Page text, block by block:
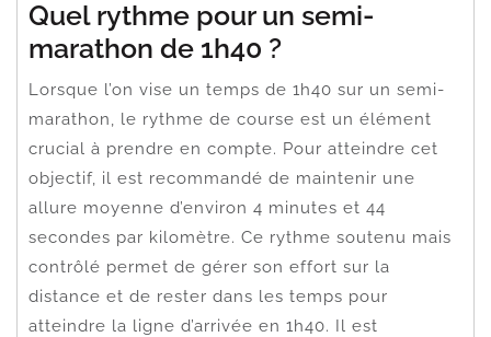
Quel rythme pour un semi-
marathon de 1h40 ?
Lorsque l’on vise un temps de 1h40 sur un semi-
marathon, le rythme de course est un élément
crucial à prendre en compte. Pour atteindre cet
objectif, il est recommandé de maintenir une
allure moyenne d’environ 4 minutes et 44
secondes par kilomètre. Ce rythme soutenu mais
contrôlé permet de gérer son effort sur la
distance et de rester dans les temps pour
atteindre la ligne d’arrivée en 1h40. Il est